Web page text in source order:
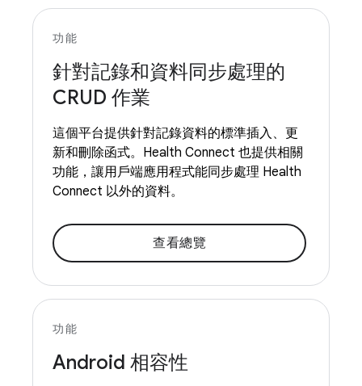
功能
針對記錄和資料同步處理的
CRUD 作業
這個平台提供針對記錄資料的標準插入、更
新和刪除函式。Health Connect 也提供相關
功能，讓用戶端應用程式能同步處理 Health
Connect 以外的資料。
查看總覽
功能
Android 相容性